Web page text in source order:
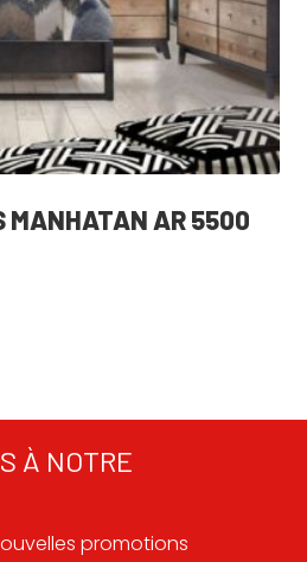
MANHATAN AR 5500
À NOTRE
promotions